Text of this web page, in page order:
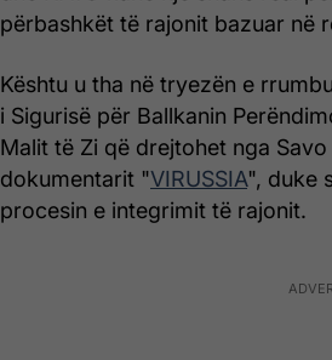
përbashkët të rajonit bazuar në
Kështu u tha në tryezën e
i Sigurisë për Ballkanin
Malit të Zi që drejtohet nga
dokumentarit "VIRUSSIA", duke
procesin e integrimit të rajonit.